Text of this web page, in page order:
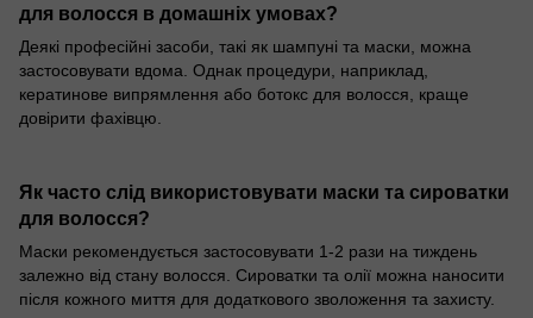
для волосся в домашніх умовах?
Деякі професійні засоби, такі як шампуні та маски, можна
застосовувати вдома. Однак процедури, наприклад,
кератинове випрямлення або ботокс для волосся, краще
довірити фахівцю.
Як часто слід використовувати маски та сироватки
для волосся?
Маски рекомендується застосовувати 1-2 рази на тиждень
залежно від стану волосся. Сироватки та олії можна наносити
після кожного миття для додаткового зволоження та захисту.